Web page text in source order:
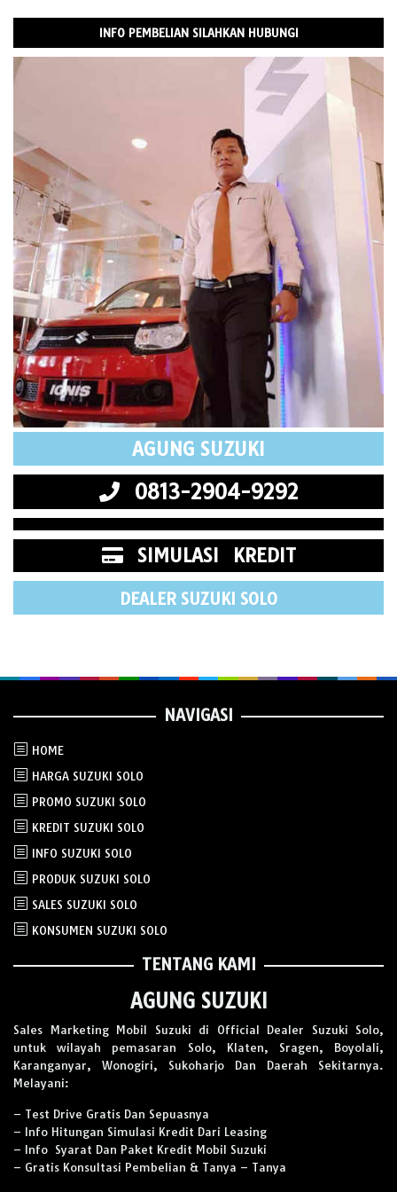
INFO PEMBELIAN SILAHKAN HUBUNGI
AGUNG SUZUKI
0813-2904-9292
SIMULASI KREDIT
DEALER SUZUKI SOLO
NAVIGASI
HOME
HARGA SUZUKI SOLO
PROMO SUZUKI SOLO
KREDIT SUZUKI SOLO
INFO SUZUKI SOLO
PRODUK SUZUKI SOLO
SALES SUZUKI SOLO
KONSUMEN SUZUKI SOLO
TENTANG KAMI
AGUNG SUZUKI
Sales Marketing Mobil Suzuki di Official Dealer Suzuki Solo,
untuk wilayah pemasaran Solo, Klaten, Sragen, Boyolali,
Karanganyar, Wonogiri, Sukoharjo Dan Daerah Sekitarnya.
Melayani:
– Test Drive Gratis Dan Sepuasnya
– Info Hitungan Simulasi Kredit Dari Leasing
– Info Syarat Dan Paket Kredit Mobil Suzuki
– Gratis Konsultasi Pembelian & Tanya – Tanya